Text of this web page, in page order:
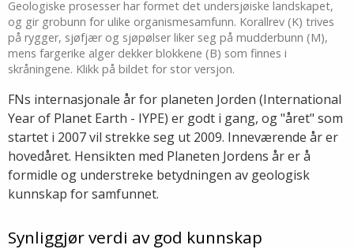
Geologiske prosesser har formet det undersjøiske landskapet,
og gir grobunn for ulike organismesamfunn. Korallrev (K) trives
på rygger, sjøfjær og sjøpølser liker seg på mudderbunn (M),
mens fargerike alger dekker blokkene (B) som finnes i
skråningene. Klikk på bildet for stor versjon.
FNs internasjonale år for planeten Jorden (International
Year of Planet Earth - IYPE) er godt i gang, og "året" som
startet i 2007 vil strekke seg ut 2009. Inneværende år er
hovedåret. Hensikten med Planeten Jordens år er å
formidle og understreke betydningen av geologisk
kunnskap for samfunnet.
Synliggjør verdi av god kunnskap